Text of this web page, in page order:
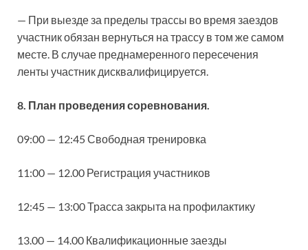
— При выезде за пределы трассы во время заездов
участник обязан вернуться на трассу в том же самом
месте. В случае преднамеренного пересечения
ленты участник дисквалифицируется.
8. План проведения соревнования.
09:00 — 12:45 Свободная тренировка
11:00 — 12.00 Регистрация участников
12:45 — 13:00 Трасса закрыта на профилактику
13.00 — 14.00 Квалификационные заезды